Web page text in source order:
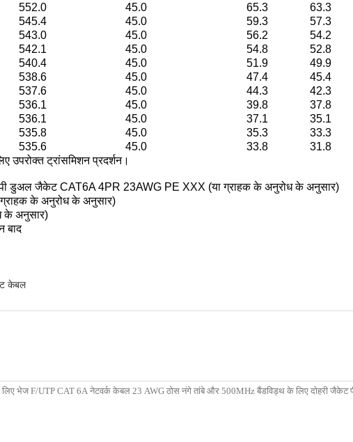
552.0 45.0 65.3 63.3
545.4 45.0 59.3 57.3
543.0 45.0 56.2 54.2
542.1 45.0 54.8 52.8
540.4 45.0 51.9 49.9
538.6 45.0 47.4 45.4
537.6 45.0 44.3 42.3
536.1 45.0 39.8 37.8
536.1 45.0 37.1 35.1
535.8 45.0 35.3 33.3
535.6 45.0 33.8 31.8
उपरोक्त ट्रांसमिशन प्रदर्शन।
डुअल जैकेट CAT6A 4PR 23AWG PE XXX (या ग्राहक के अनुरोध के अनुसार)
ग्राहक के अनुरोध के अनुसार)
के अनुसार)
बाद
केबल